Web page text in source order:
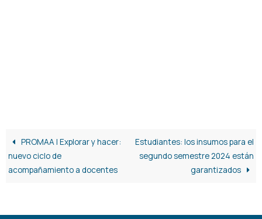
PROMAA | Explorar y hacer:
nuevo ciclo de
acompañamiento a docentes
Estudiantes: los insumos para el
segundo semestre 2024 están
garantizados